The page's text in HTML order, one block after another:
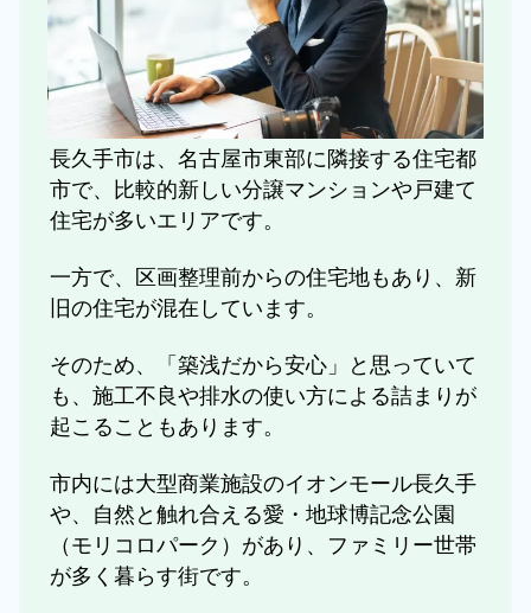
長久手市は、名古屋市東部に隣接する住宅都
市で、比較的新しい分譲マンションや戸建て
住宅が多いエリアです。
一方で、区画整理前からの住宅地もあり、新
旧の住宅が混在しています。
そのため、「築浅だから安心」と思っていて
も、施工不良や排水の使い方による詰まりが
起こることもあります。
市内には大型商業施設のイオンモール長久手
や、自然と触れ合える愛・地球博記念公園
（モリコロパーク）があり、ファミリー世帯
が多く暮らす街です。